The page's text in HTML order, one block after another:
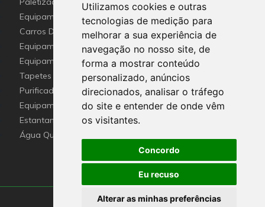
Utilizamos cookies e outras
tecnologias de medição para
melhorar a sua experiência de
navegação no nosso site, de
forma a mostrar conteúdo
personalizado, anúncios
direcionados, analisar o tráfego
do site e entender de onde vêm
os visitantes.
Concordo
Eu recuso
Alterar as minhas preferências
Equipamento De Hotel HO.RE.CA
Carros De Apoio & Baldes De Limpeza
Equipamentos Sanitários Para locais Públicos.
Equipamentos para recolha selectiva de resíduos
Tapetes de Entrada Personalizados com Logótipo
Purificador e esterilizador de ar e Nebulizadores
Equipamentos de Emergência
Estantantes e Soluções em Altura
Água Quente Sanitária ( Termoacumulador elétrico )
Lagoquimica ® 2010-2026